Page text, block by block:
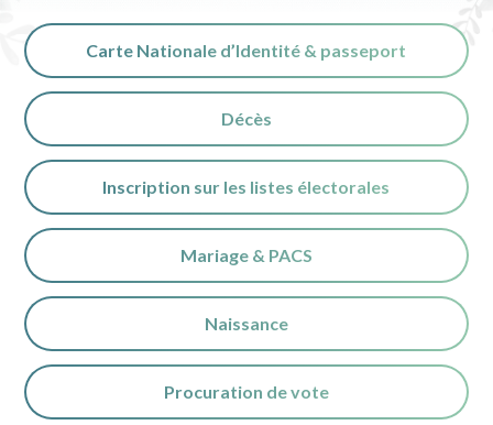
Carte Nationale d’Identité & passeport
Décès
Inscription sur les listes électorales
Mariage & PACS
Naissance
Procuration de vote